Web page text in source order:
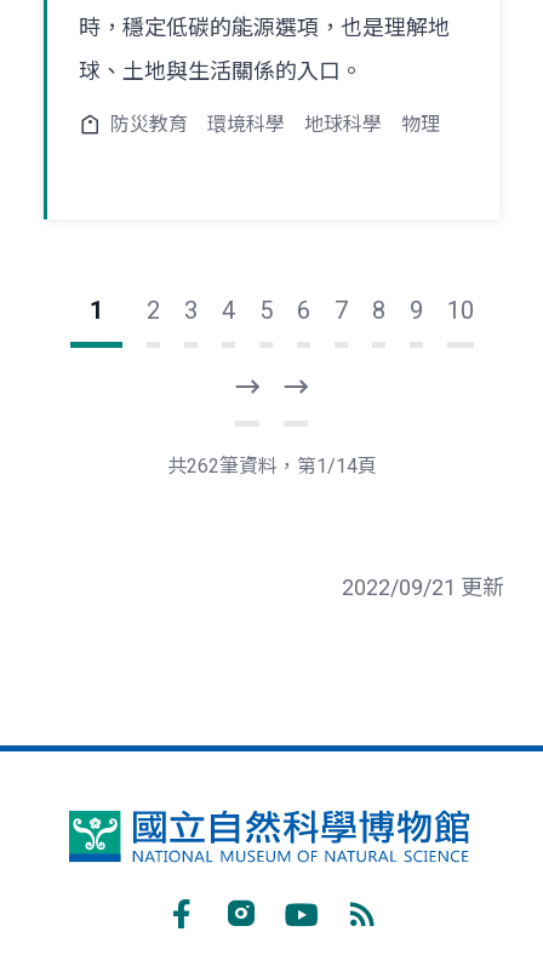
時，穩定低碳的能源選項，也是理解地
球、土地與生活關係的入口。
防災教育 環境科學 地球科學 物理
1 2 3 4 5 6 7 8 9 10
一
頁
後
一
共262筆資料，第1/14頁
2022/09/21 更新
國